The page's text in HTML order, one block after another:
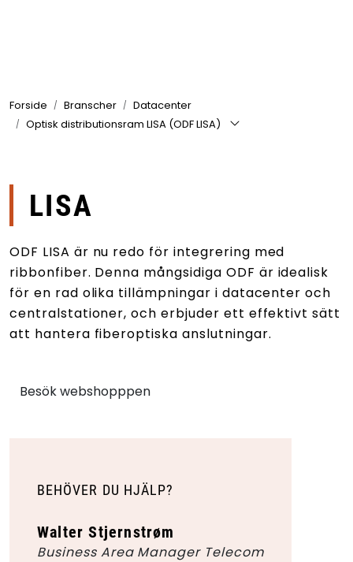
Forside Branscher
Datacenter
Optisk distributionsram LISA (ODF LISA)
LISA
ODF LISA är nu redo för integrering med
ribbonfiber. Denna mångsidiga ODF är idealisk
för en rad olika tillämpningar i datacenter och
centralstationer, och erbjuder ett effektivt sätt
att hantera fiberoptiska anslutningar.
Besök webshopppen
BEHÖVER DU HJÄLP?
Walter Stjernstrøm
Business Area Manager Telecom
Branscher
Produktsök